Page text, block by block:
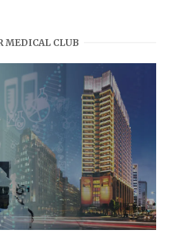
MEDICAL CLUB